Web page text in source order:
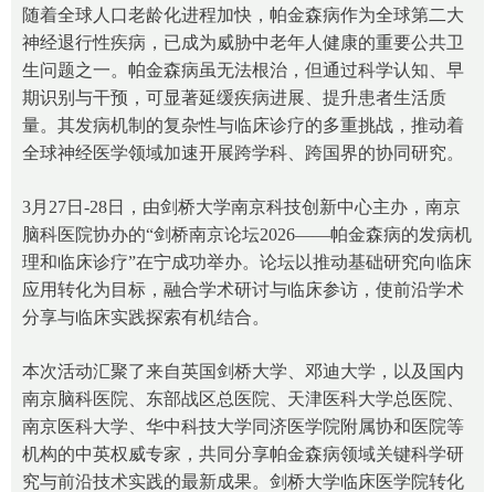
随着全球人口老龄化进程加快，帕金森病作为全球第二大
神经退行性疾病，已成为威胁中老年人健康的重要公共卫
生问题之一。帕金森病虽无法根治，但通过科学认知、早
期识别与干预，可显著延缓疾病进展、提升患者生活质
量。其发病机制的复杂性与临床诊疗的多重挑战，推动着
全球神经医学领域加速开展跨学科、跨国界的协同研究。
3月27日-28日，由剑桥大学南京科技创新中心主办，南京
脑科医院协办的“剑桥南京论坛2026——帕金森病的发病机
理和临床诊疗”在宁成功举办。论坛以推动基础研究向临床
应用转化为目标，融合学术研讨与临床参访，使前沿学术
分享与临床实践探索有机结合。
本次活动汇聚了来自英国剑桥大学、邓迪大学，以及国内
南京脑科医院、东部战区总医院、天津医科大学总医院、
南京医科大学、华中科技大学同济医学院附属协和医院等
机构的中英权威专家，共同分享帕金森病领域关键科学研
究与前沿技术实践的最新成果。剑桥大学临床医学院转化